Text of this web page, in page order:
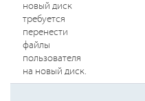
новый диск
требуется
перенести
файлы
пользователя
на новый диск.